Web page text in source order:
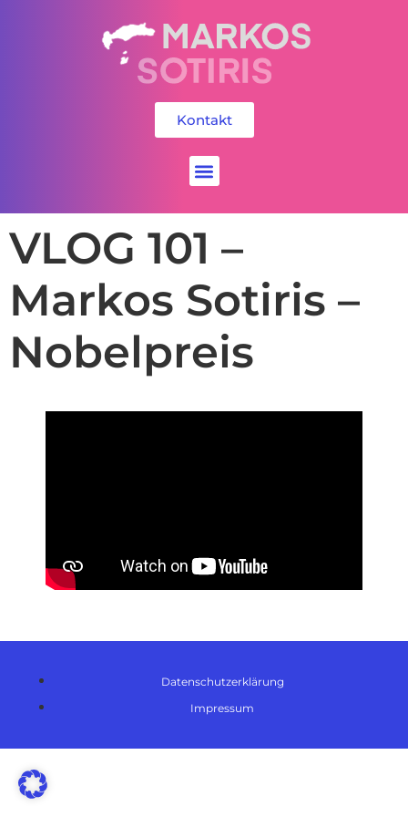
Kontakt
VLOG 101 –
Markos Sotiris –
Nobelpreis
Datenschutzerklärung
Impressum